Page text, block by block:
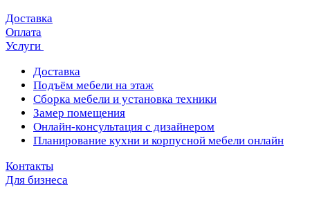
Доставка
Оплата
Услуги
Доставка
Подъём мебели на этаж
Сборка мебели и установка техники
Замер помещения
Онлайн-консультация с дизайнером
Планирование кухни и корпусной мебели онлайн
Контакты
Для бизнеса